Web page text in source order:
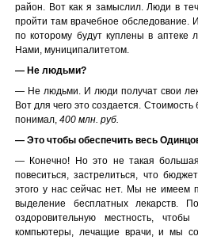
район. Вот как я замыслил. Люди в
пройти там врачебное обследование.
по которому будут куплены в аптеке
Нами, муниципалитетом.
— Не людьми?
— Не людьми. И люди получат свои
Вот для чего это создается.
понимал, 400 млн. руб.
— Это чтобы обеспечить весь
— Конечно! Но это не такая
повеситься, застрелиться, что
этого у нас сейчас нет. Мы не имеем
выделение бесплатных лекарств.
оздоровительную местность,
компьютеры, лечащие врачи, и мы